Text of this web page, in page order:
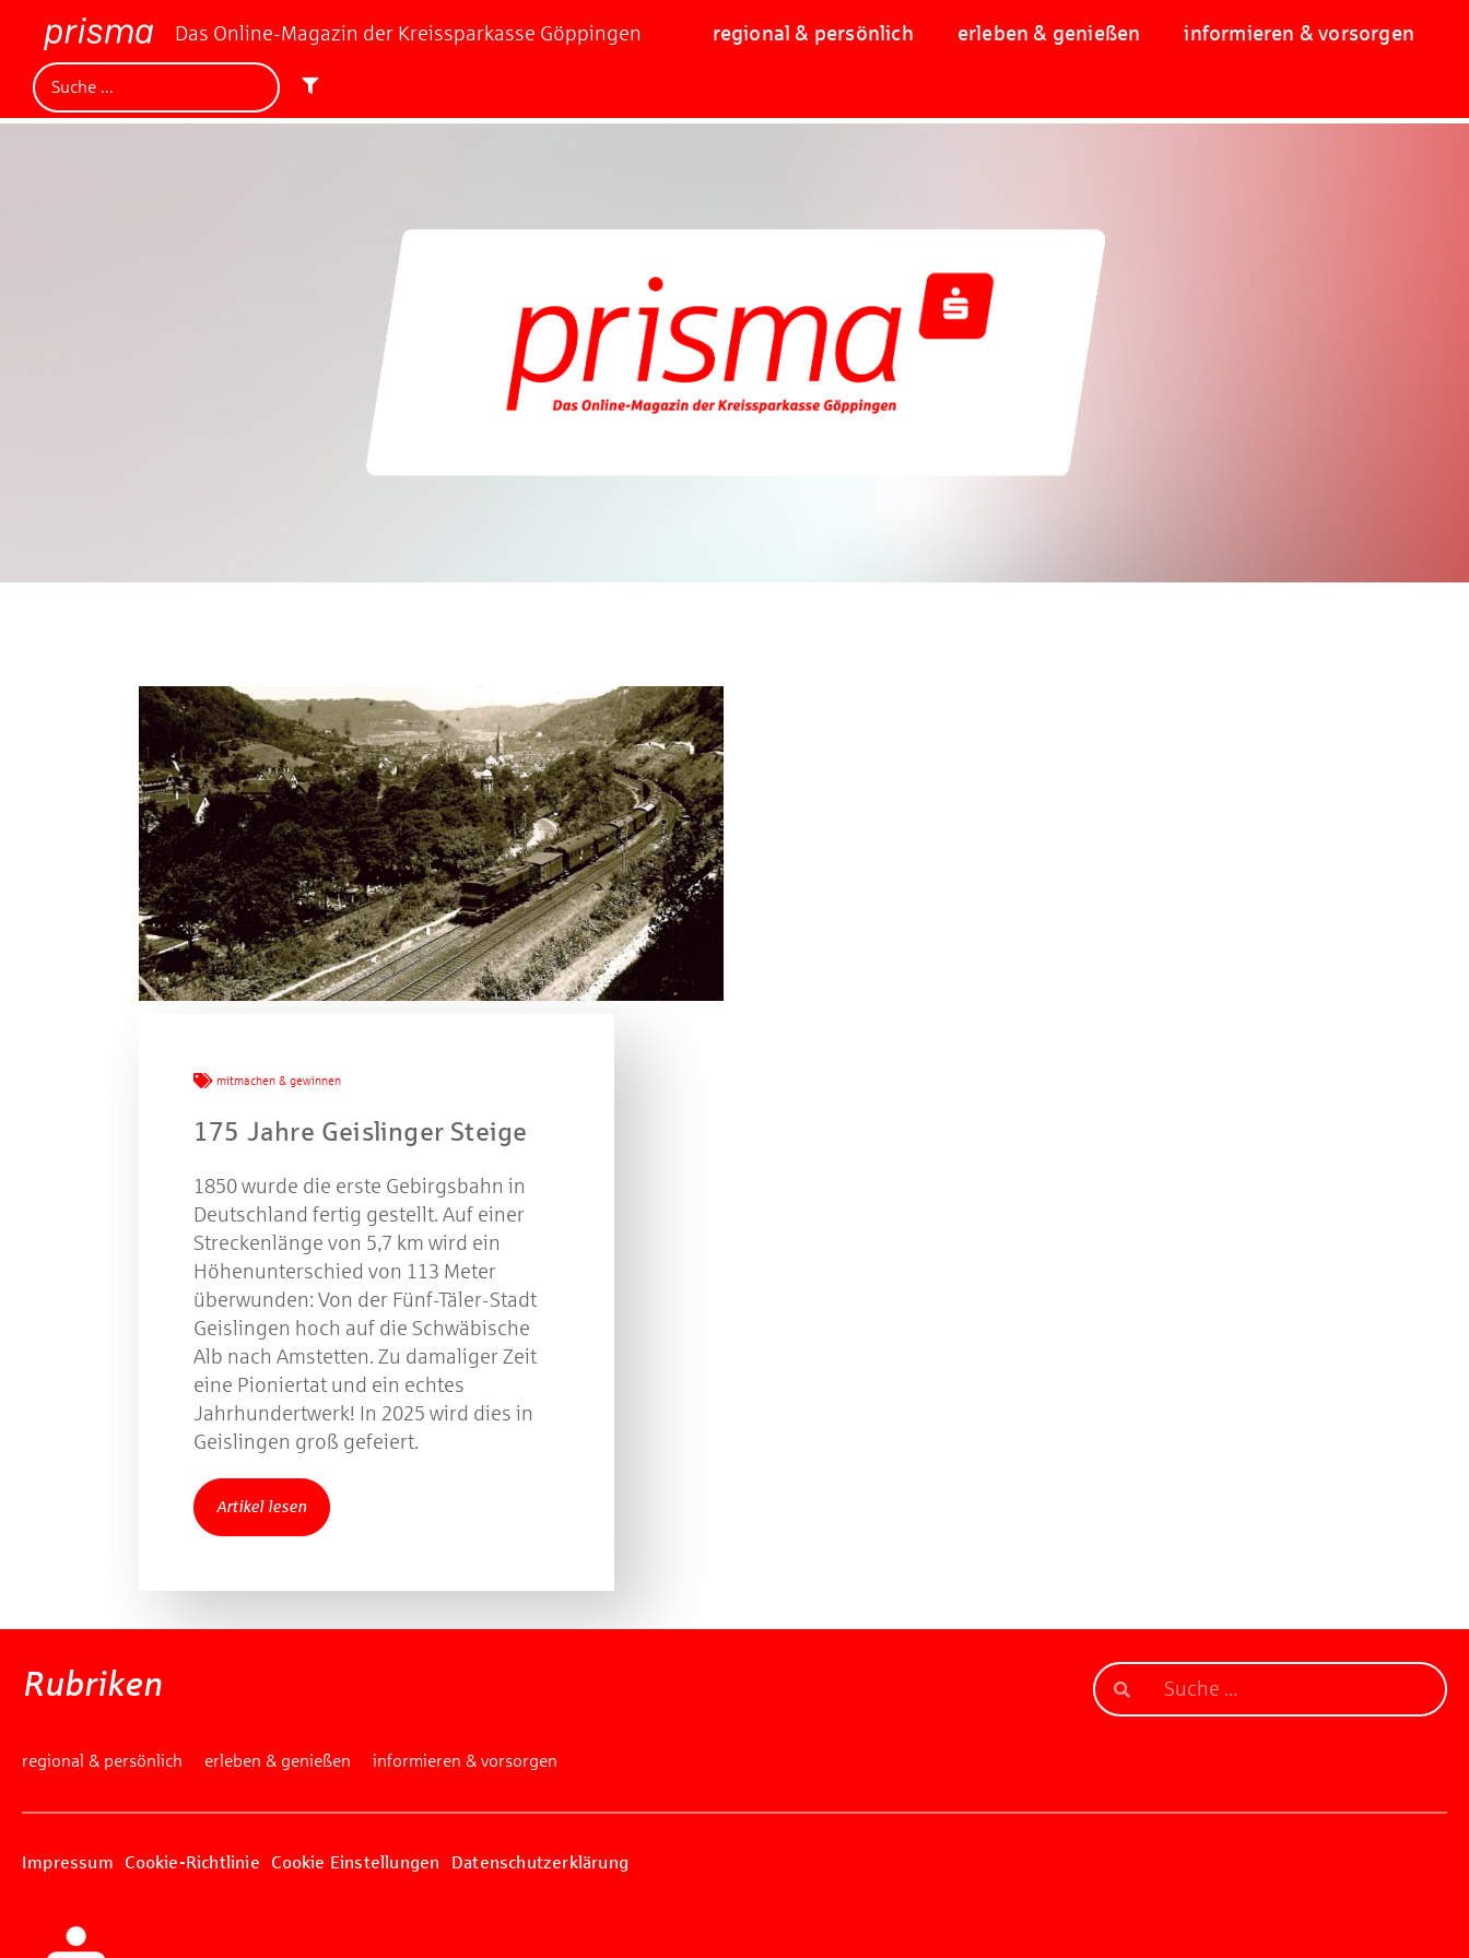
Das Online-Magazin der Kreissparkasse Göppingen regional & persönlich erleben & genießen informieren & vorsorgen
mitmachen & gewinnen
175 Jahre Geislinger Steige
1850 wurde die erste Gebirgsbahn in
Deutschland fertig gestellt. Auf einer
Streckenlänge von 5,7 km wird ein
Höhenunterschied von 113 Meter
überwunden: Von der Fünf-Täler-Stadt
Geislingen hoch auf die Schwäbische
Alb nach Amstetten. Zu damaliger Zeit
eine Pioniertat und ein echtes
Jahrhundertwerk! In 2025 wird dies in
Geislingen groß gefeiert.
Artikel lesen
Rubriken
regional & persönlich erleben & genießen informieren & vorsorgen
Impressum Cookie-Richtlinie Cookie Einstellungen Datenschutzerklärung
Jetzt mitmachen und gewinnen!
Machen Sie mit bei unserem Gewinnspiel! Bis 31. Dezember 2021
verlosen wir 10 Gutscheine des Treffpunkt Gold der
Kreissparkasse Göppingen im Wert von je 30 Euro.